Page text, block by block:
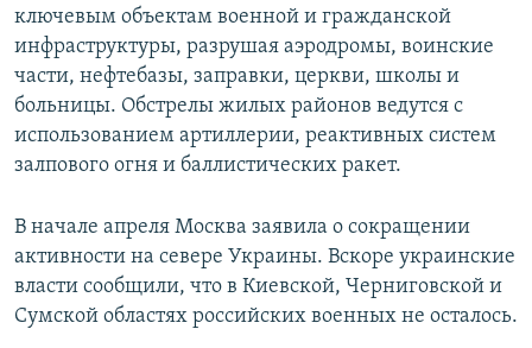
ключевым объектам военной и гражданской
инфраструктуры, разрушая аэродромы, воинские
части, нефтебазы, заправки, церкви, школы и
больницы. Обстрелы жилых районов ведутся с
использованием артиллерии, реактивных систем
залпового огня и баллистических ракет.
В начале апреля Москва заявила о сокращении
активности на севере Украины. Вскоре украинские
власти сообщили, что в Киевской, Черниговской и
Сумской областях российских военных не осталось.